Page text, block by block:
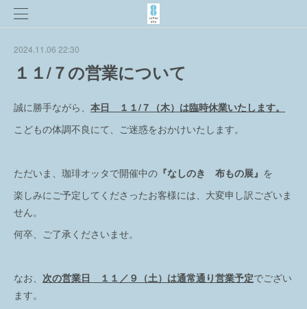
2024.11.06 22:30
１１/７の営業について
誠に勝手ながら、 本日 １１/７（木）は臨時休業いたします。
こどもの体調不良にて、ご迷惑をおかけいたします。
ただいま、珈琲オッタで開催中の 『なしのき 布もの展』 を
楽しみにご予定してくださったお客様には、大変申し訳ございま
せん。
何卒、ご了承くださいませ。
なお、 次の営業日 １１／９（土）は通常通り営業予定でござい
ます。